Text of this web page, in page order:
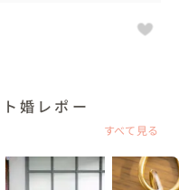
婚レポー
すべて見る